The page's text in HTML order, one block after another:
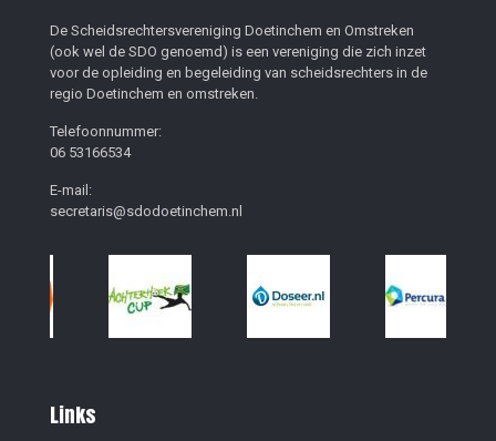
De Scheidsrechtersvereniging Doetinchem en Omstreken
(ook wel de SDO genoemd) is een vereniging die zich inzet
voor de opleiding en begeleiding van scheidsrechters in de
regio Doetinchem en omstreken.
Telefoonnummer:
06 53166534
E-mail:
secretaris@sdodoetinchem.nl
Links